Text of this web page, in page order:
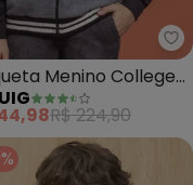
Infantil
Menino College
R$ 224,90